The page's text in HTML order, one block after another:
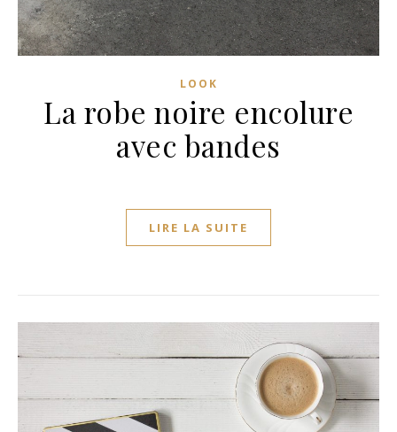
LOOK
La robe noire encolure
avec bandes
LIRE LA SUITE